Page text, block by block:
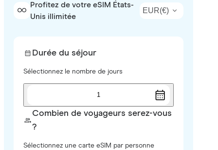
Profitez de votre eSIM États-
Unis illimitée
EUR(€)
Durée du séjour
Sélectionnez le nombre de jours
1
Combien de voyageurs serez-vous
?
Sélectionnez une carte eSIM par personne